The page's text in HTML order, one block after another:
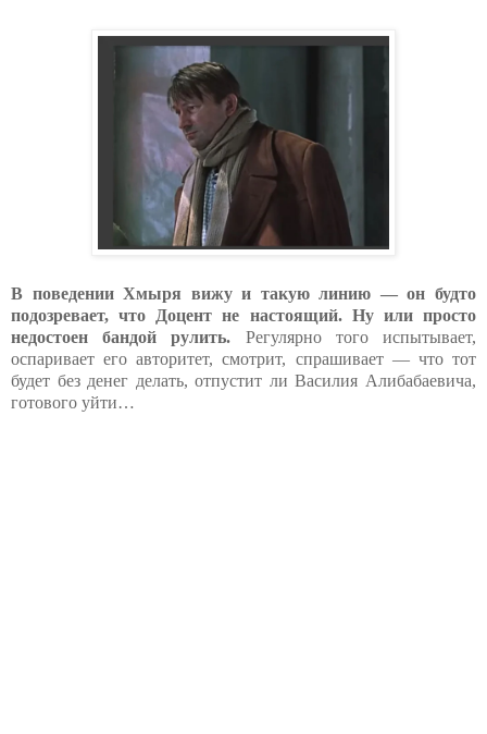
В поведении Хмыря вижу и такую линию — он будто
подозревает, что Доцент не настоящий. Ну или просто
недостоен бандой рулить. Регулярно того испытывает,
оспаривает его авторитет, смотрит, спрашивает — что тот
будет без денег делать, отпустит ли Василия Алибабаевича,
готового уйти…